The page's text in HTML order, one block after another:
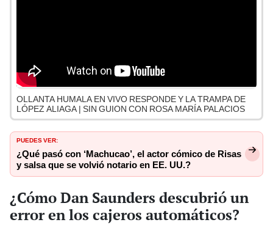
OLLANTA HUMALA EN VIVO RESPONDE Y LA TRAMPA DE
LÓPEZ ALIAGA | SIN GUION CON ROSA MARÍA PALACIOS
PUEDES VER:
¿Qué pasó con ‘Machucao’, el actor cómico de Risas
y salsa que se volvió notario en EE. UU.?
¿Cómo Dan Saunders descubrió un
error en los cajeros automáticos?